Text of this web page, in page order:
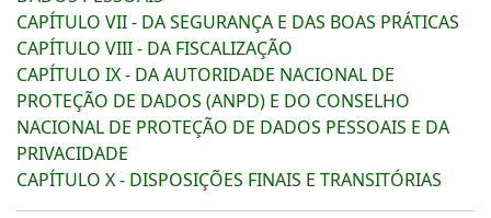
CAPÍTULO VII - DA SEGURANÇA E DAS BOAS PRÁTICAS
CAPÍTULO VIII - DA FISCALIZAÇÃO
CAPÍTULO IX - DA AUTORIDADE NACIONAL DE
PROTEÇÃO DE DADOS (ANPD) E DO CONSELHO
NACIONAL DE PROTEÇÃO DE DADOS PESSOAIS E DA
PRIVACIDADE
CAPÍTULO X - DISPOSIÇÕES FINAIS E TRANSITÓRIAS